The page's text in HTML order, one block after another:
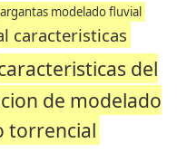
modelado fluvial
caracteristicas
del
de modelado
torrencial